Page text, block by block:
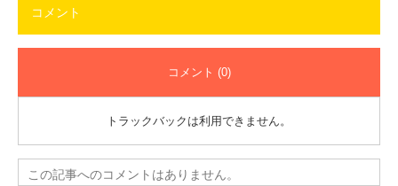
コメント
コメント (0)
トラックバックは利用できません。
この記事へのコメントはありません。